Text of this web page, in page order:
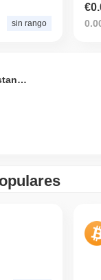
sin rango
MeowIstanbul